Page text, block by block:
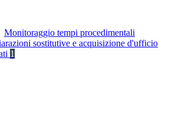
Monitoraggio tempi procedimentali
sostitutive e acquisizione d'ufficio
1